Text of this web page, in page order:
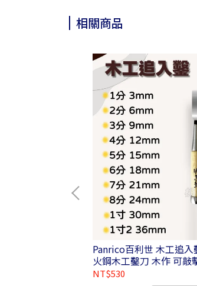
相關商品
Panrico百利世 木工追入
火鋼木工鑿刀 木作 可敲
NT$530